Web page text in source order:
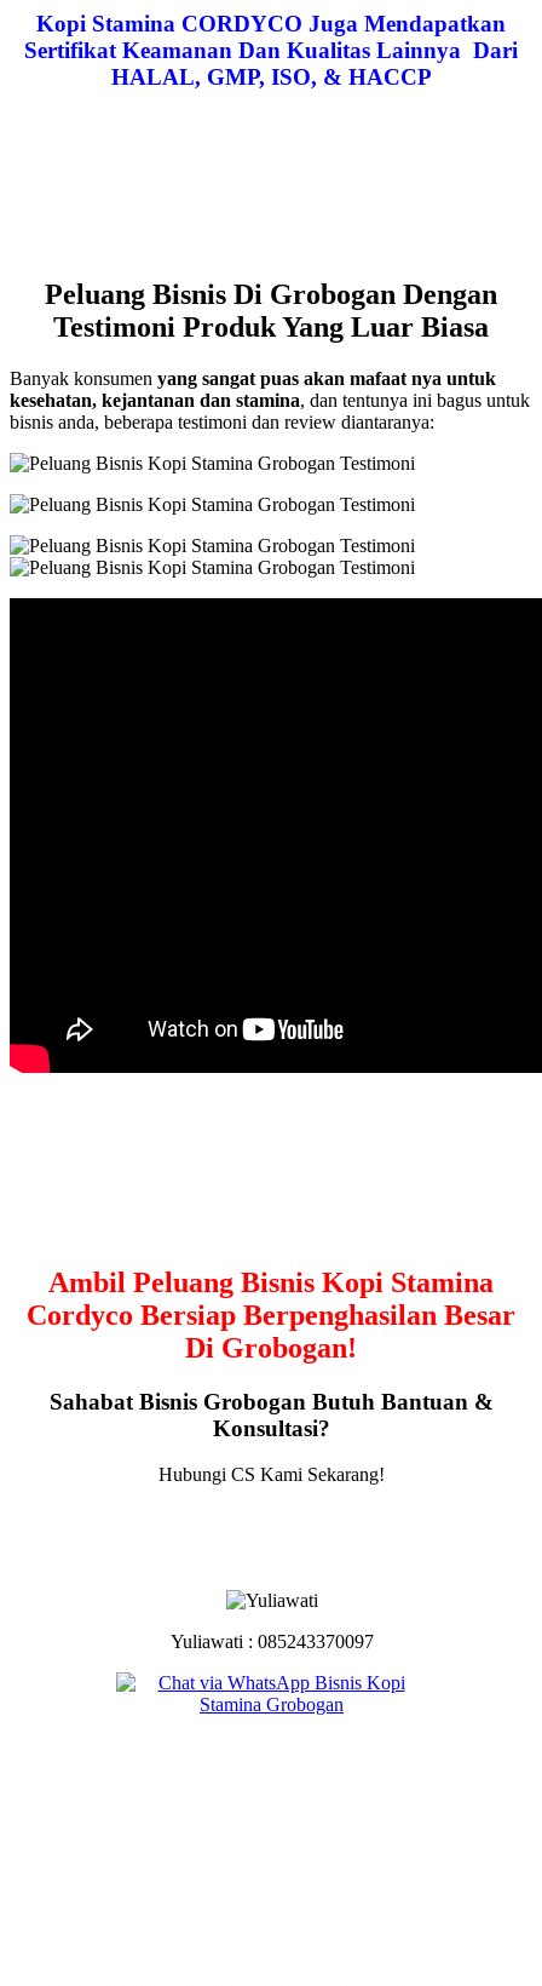
Kopi Stamina CORDYCO Juga Mendapatkan
Sertifikat Keamanan Dan Kualitas Lainnya Dari
HALAL, GMP, ISO, & HACCP
Peluang Bisnis Di Grobogan Dengan
Testimoni Produk Yang Luar Biasa
Banyak konsumen yang sangat puas akan mafaat nya untuk
kesehatan, kejantanan dan stamina, dan tentunya ini bagus untuk
bisnis anda, beberapa testimoni dan review diantaranya:
Ambil Peluang Bisnis Kopi Stamina
Cordyco Bersiap Berpenghasilan Besar
Di Grobogan!
Sahabat Bisnis Grobogan Butuh Bantuan &
Konsultasi?
Hubungi CS Kami Sekarang!
Yuliawati : 085243370097